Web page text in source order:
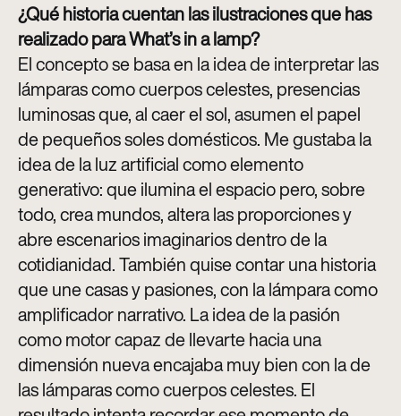
¿Qué historia cuentan las ilustraciones que has
realizado para What’s in a lamp?
El concepto se basa en la idea de interpretar las
lámparas como cuerpos celestes, presencias
luminosas que, al caer el sol, asumen el papel
de pequeños soles domésticos. Me gustaba la
idea de la luz artificial como elemento
generativo: que ilumina el espacio pero, sobre
todo, crea mundos, altera las proporciones y
abre escenarios imaginarios dentro de la
cotidianidad. También quise contar una historia
que une casas y pasiones, con la lámpara como
amplificador narrativo. La idea de la pasión
como motor capaz de llevarte hacia una
dimensión nueva encajaba muy bien con la de
las lámparas como cuerpos celestes. El